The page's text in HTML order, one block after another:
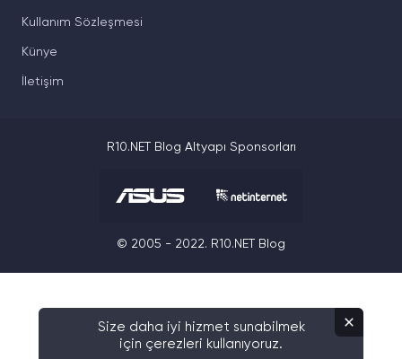
Kullanım Sözleşmesi
Künye
İletişim
R10.NET Blog Altyapı Sponsorları
© 2005 - 2022. R10.NET Blog
Size daha iyi hizmet sunabilmek
için çerezleri kullanıyoruz.